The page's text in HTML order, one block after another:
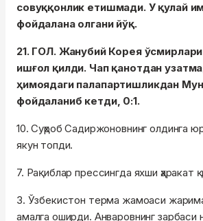
совуққонлик етишмади. У қулай
фойдалана олгани йўқ.
21. ГОЛ. Жанубий Корея
ишғол қилди. Чап қанотдан
ҳимоядаги палапартишликдан
фойдаланиб кетди, 0:1.
10. Суҳроб Садиржоновнинг олдинга
якун топди.
7. Рақиблар прессингда яхши ҳаракат
3. Ўзбекистон терма жамоаси
амалга оширди. Анваровнинг зарбаси